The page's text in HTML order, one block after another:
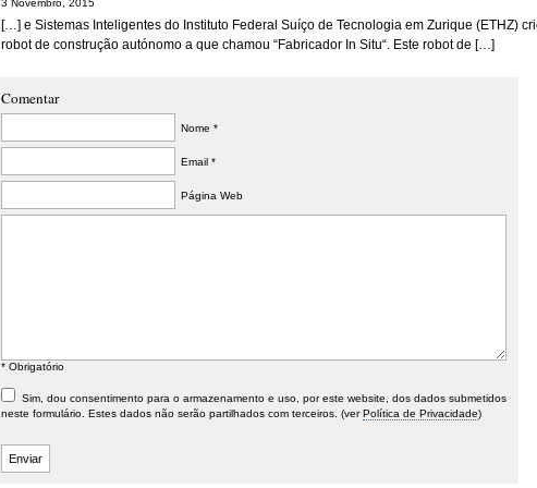
[…] e Sistemas Inteligentes do Instituto Federal Suíço de Tecnologia em Zurique (ETHZ)
robot de construção autónomo a que chamou “Fabricador In Situ“. Este robot de […]
Comentar
Nome *
Email *
Página Web
* Obrigatório
Sim, dou consentimento para o armazenamento e uso, por este website, dos dados submetidos
neste formulário. Estes dados não serão partilhados com terceiros. (verPolítica de Privacidade)